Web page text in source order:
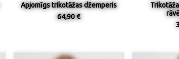
Apjomīgs trikotāžas džemperis
64,90 €